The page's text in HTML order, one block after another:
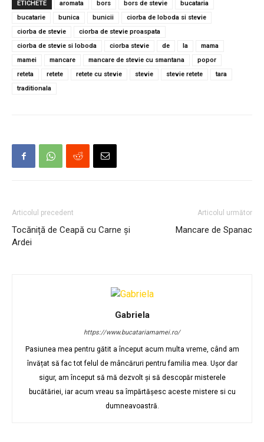
ETICHETE aromata bors bors de stevie
bucataria
bucatarie
bunica bunicii
ciorba de loboda si stevie
ciorba de stevie
ciorba de stevie proaspata
ciorba de stevie si loboda
ciorba stevie de la
mama
mamei
mancare mancare de stevie cu smantana
popor
reteta
retete retete cu stevie stevie stevie retete
tara
traditionala
Articolul precedent
Tocăniță de Ceapă cu Carne și
Ardei
Articolul următor
Mancare de Spanac
Gabriela
https://www.bucatariamamei.ro/
Pasiunea mea pentru gătit a început acum multa vreme, când am
învățat să fac tot felul de mâncăruri pentru familia mea. Ușor dar
sigur, am început să mă dezvolt și să descopăr misterele
bucătăriei, iar acum vreau sa împărtășesc aceste mistere si cu
dumneavoastră.